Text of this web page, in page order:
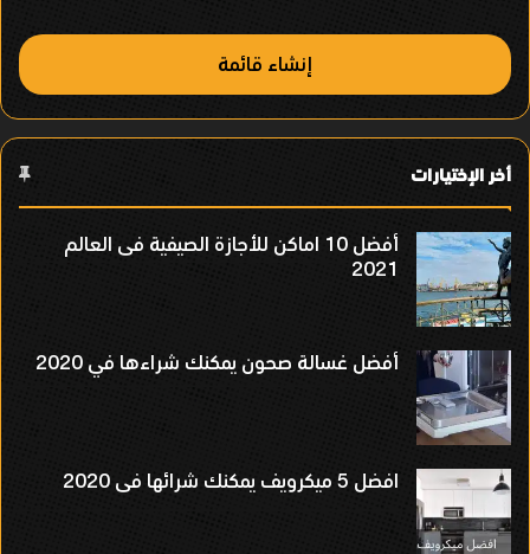
إنشاء قائمة
أخر الإختيارات
أفضل 10 اماكن للأجازة الصيفية فى العالم
2021
أفضل غسالة صحون يمكنك شراءها في 2020
افضل 5 ميكرويف يمكنك شرائها فى 2020